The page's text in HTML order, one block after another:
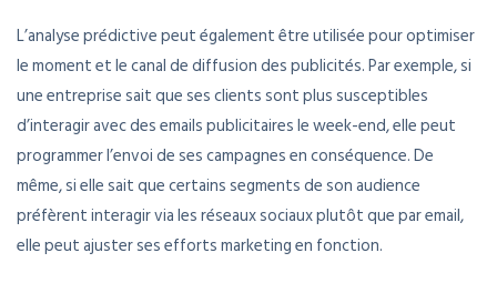
L’analyse prédictive peut également être utilisée pour optimiser
le moment et le canal de diffusion des publicités. Par exemple, si
une entreprise sait que ses clients sont plus susceptibles
d’interagir avec des emails publicitaires le week-end, elle peut
programmer l’envoi de ses campagnes en conséquence. De
même, si elle sait que certains segments de son audience
préfèrent interagir via les réseaux sociaux plutôt que par email,
elle peut ajuster ses efforts marketing en fonction.